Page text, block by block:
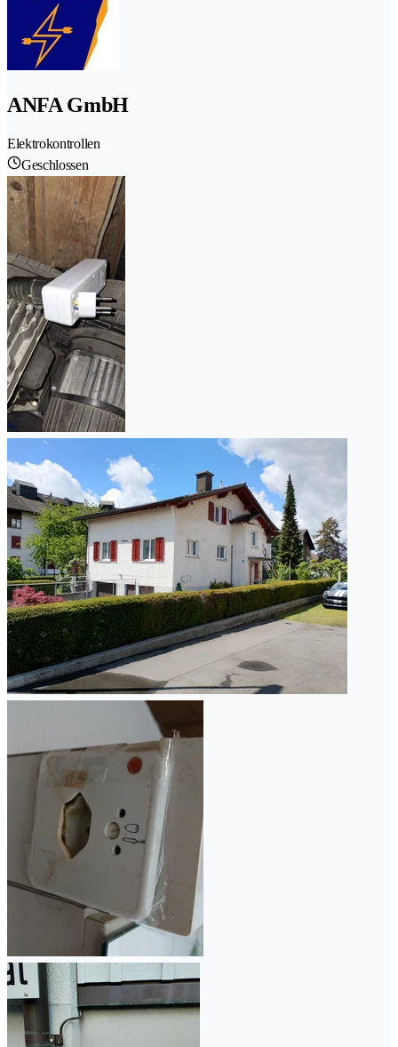
ANFA GmbH
Elektrokontrollen
Geschlossen